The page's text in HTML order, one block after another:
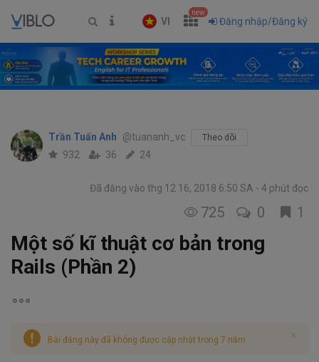
VI
new
Đăng nhập/Đăng ký
Trần Tuấn Anh @tuananh_vc Theo dõi
932 36 24
Đã đăng vào thg 12 16, 2018 6:50 SA 4 phút đọc
725 0 1
Một số kĩ thuật cơ bản trong
Rails (Phần 2)
Bài đăng này đã không được cập nhật trong 7 năm